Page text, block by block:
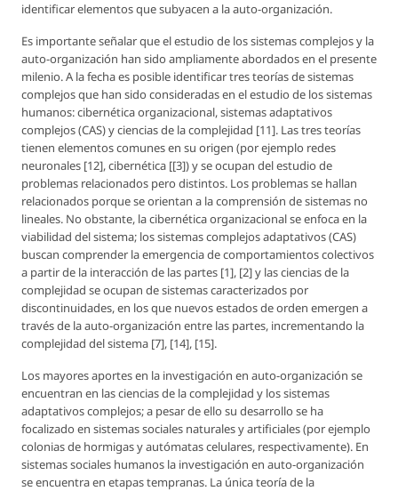
identificar elementos que subyacen a la auto-organización.
Es importante señalar que el estudio de los sistemas complejos y la
auto-organización han sido ampliamente abordados en el presente
milenio. A la fecha es posible identificar tres teorías de sistemas
complejos que han sido consideradas en el estudio de los sistemas
humanos: cibernética organizacional, sistemas adaptativos
complejos (CAS) y ciencias de la complejidad [11]. Las tres teorías
tienen elementos comunes en su origen (por ejemplo redes
neuronales [12], cibernética [[3]) y se ocupan del estudio de
problemas relacionados pero distintos. Los problemas se hallan
relacionados porque se orientan a la comprensión de sistemas no
lineales. No obstante, la cibernética organizacional se enfoca en la
viabilidad del sistema; los sistemas complejos adaptativos (CAS)
buscan comprender la emergencia de comportamientos colectivos
a partir de la interacción de las partes [1], [2] y las ciencias de la
complejidad se ocupan de sistemas caracterizados por
discontinuidades, en los que nuevos estados de orden emergen a
través de la auto-organización entre las partes, incrementando la
complejidad del sistema [7], [14], [15].
Los mayores aportes en la investigación en auto-organización se
encuentran en las ciencias de la complejidad y los sistemas
adaptativos complejos; a pesar de ello su desarrollo se ha
focalizado en sistemas sociales naturales y artificiales (por ejemplo
colonias de hormigas y autómatas celulares, respectivamente). En
sistemas sociales humanos la investigación en auto-organización
se encuentra en etapas tempranas. La única teoría de la